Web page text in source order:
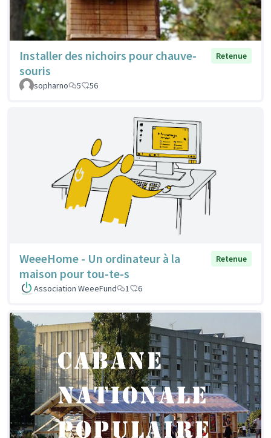
Installer des nichoirs pour chauve-
souris
Retenue
sopharno 5 56
WeeeHome - Un ordinateur à la
maison pour tou-te-s
Retenue
Association WeeeFund 1 6